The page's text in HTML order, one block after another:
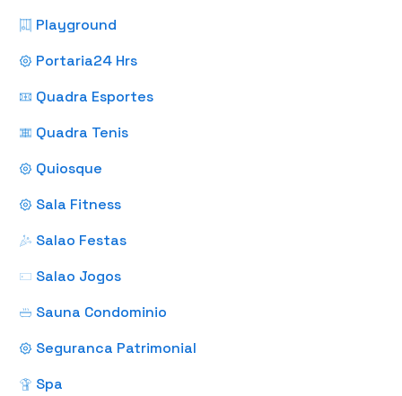
Playground
Portaria24 Hrs
Quadra Esportes
Quadra Tenis
Quiosque
Sala Fitness
Salao Festas
Salao Jogos
Sauna Condominio
Seguranca Patrimonial
Spa